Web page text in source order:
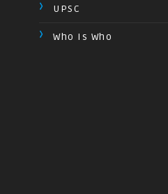
UPSC
Who Is Who